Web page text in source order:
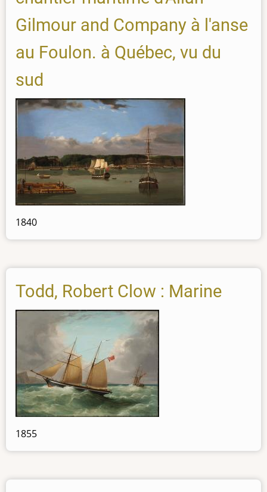
Gilmour and Company à l'anse
au Foulon. à Québec, vu du
sud
1840
Todd, Robert Clow : Marine
1855